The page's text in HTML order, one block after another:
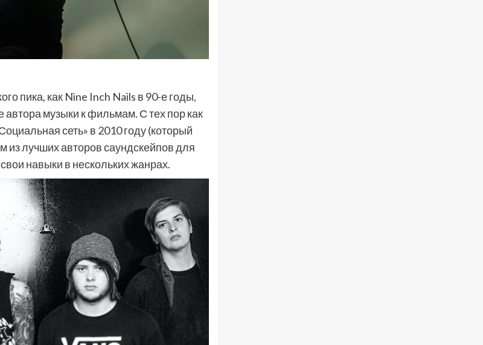
пика, как Nine Inch Nails в 90-е годы,
автора музыки к фильмам. С тех пор как
сеть» в 2010 году (который
из лучших авторов саундскейпов для
навыки в нескольких жанрах.